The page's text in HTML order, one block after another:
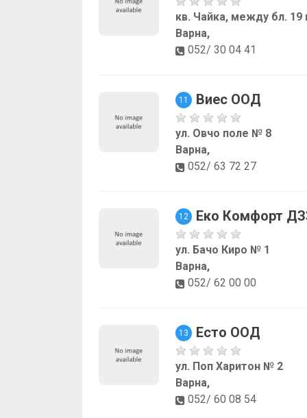
кв. Чайка, между бл. 19
Варна,
052/ 30 04 41
11 Виес ООД
ул. Овчо поле № 8
Варна,
052/ 63 72 27
12 Еко Комфорт
ул. Бачо Киро № 1
Варна,
052/ 62 00 00
13 Есто ООД
ул. Поп Харитон № 2
Варна,
052/ 60 08 54